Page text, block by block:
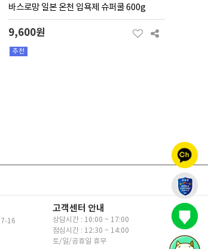
바스로망 일본 온천 입욕제 슈퍼쿨 600g
9,600원
추천
고객센터 안내
상담시간 : 10:00 ~ 17:00
점심시간 : 12:30 ~ 14:00
토/일/공휴일 휴무
16